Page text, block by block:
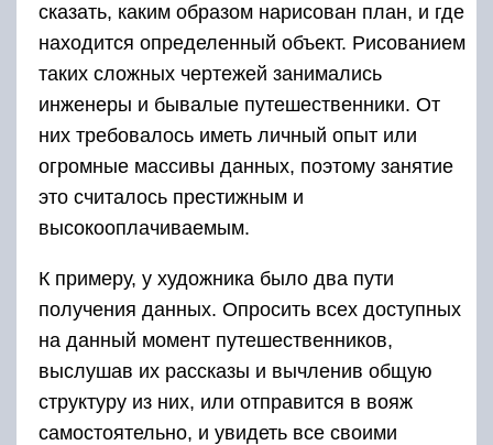
сказать, каким образом нарисован план, и где
находится определенный объект. Рисованием
таких сложных чертежей занимались
инженеры и бывалые путешественники. От
них требовалось иметь личный опыт или
огромные массивы данных, поэтому занятие
это считалось престижным и
высокооплачиваемым.
К примеру, у художника было два пути
получения данных. Опросить всех доступных
на данный момент путешественников,
выслушав их рассказы и вычленив общую
структуру из них, или отправится в вояж
самостоятельно, и увидеть все своими